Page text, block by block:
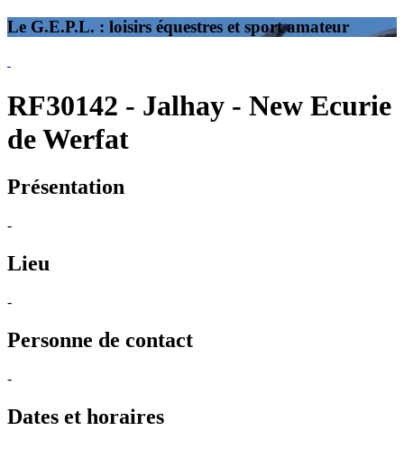
Le G.E.P.L. : loisirs équestres et sport amateur
RF30142 - Jalhay - New Ecurie
de Werfat
Présentation
-
Lieu
-
Personne de contact
-
Dates et horaires